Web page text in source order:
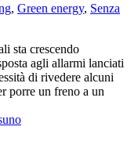
, Green energy, Senza
sta crescendo
agli allarmi lanciati
di rivedere alcuni
porre un freno a un